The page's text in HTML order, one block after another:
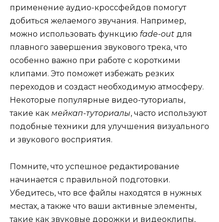
применение аудио-кроссфейдов помогут
добиться желаемого звучания. Например,
можно использовать функцию fade-out для
плавного завершения звукового трека, что
особенно важно при работе с короткими
клипами. Это поможет избежать резких
переходов и создаст необходимую атмосферу.
Некоторые популярные видео-туториалы,
такие как мейкап-туториалы, часто используют
подобные техники для улучшения визуального
и звукового восприятия.
Помните, что успешное редактирование
начинается с правильной подготовки.
Убедитесь, что все файлы находятся в нужных
местах, а также что ваши активные элементы,
такие как звуковые дорожки и видеоклипы,